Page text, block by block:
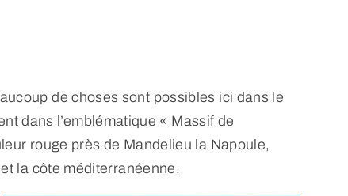
de choses sont possibles ici dans le
dans l’emblématique « Massif de
rouge près de Mandelieu la Napoule,
la côte méditerranéenne.